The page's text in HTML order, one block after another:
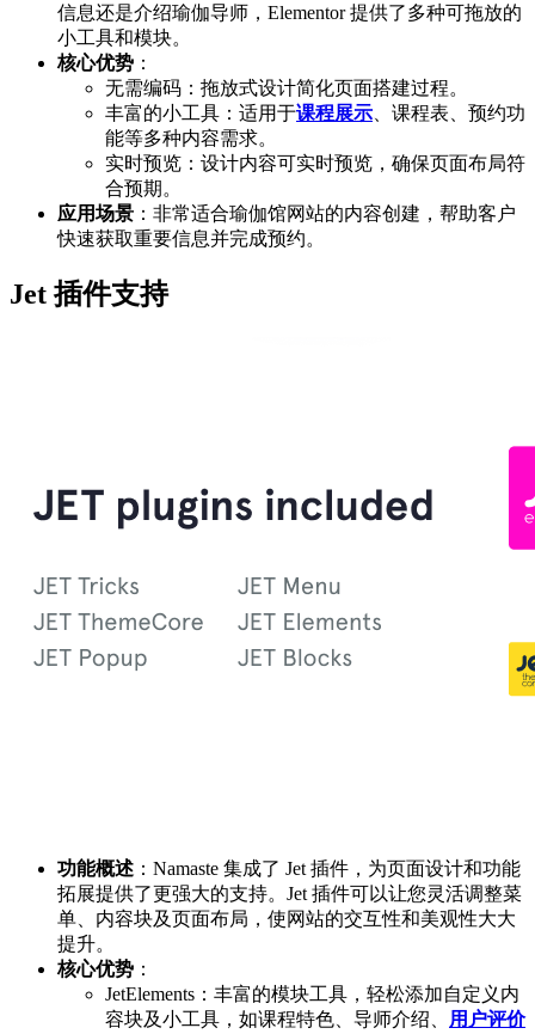
信息还是介绍瑜伽导师，Elementor 提供了多种可拖放的
小工具和模块。
核心优势 ：
无需编码：拖放式设计简化页面搭建过程。
丰富的小工具：适用于课程展示 、课程表、预约功
能等多种内容需求。
实时预览：设计内容可实时预览，确保页面布局符
合预期。
应用场景 ：非常适合瑜伽馆网站的内容创建，帮助客户
快速获取重要信息并完成预约。
Jet 插件支持
功能概述 ：Namaste 集成了 Jet 插件，为页面设计和功能
拓展提供了更强大的支持。Jet 插件可以让您灵活调整菜
单、内容块及页面布局，使网站的交互性和美观性大大
提升。
核心优势 ：
JetElements：丰富的模块工具，轻松添加自定义内
容块及小工具，如课程特色、导师介绍、
用户评价